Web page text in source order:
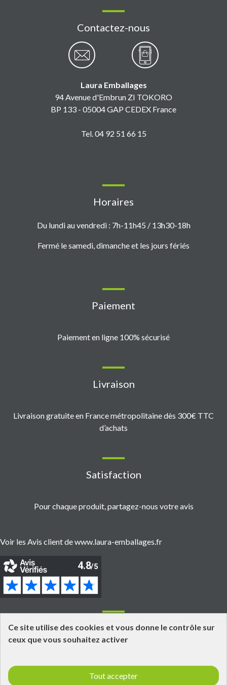
Contactez-nous
Laura Emballages
94 Avenue d'Embrun ZI TOKORO
BP 133 - 05004 GAP CEDEX France
Tel. 04 92 51 66 15
Horaires
Du lundi au vendredi : 7h-11h45 / 13h30-18h
Fermé le samedi, dimanche et les jours fériés
Paiement
Paiement en ligne 100% sécurisé
Livraison
Livraison gratuite en France métropolitaine dès 300€ TTC
d’achats
Satisfaction
Pour chaque produit, partagez-nous votre avis
Voir les Avis client de www.laura-emballages.fr
Informations
Click and Collect
Livraisons et retours
Ce site utilise des cookies et vous donne le contrôle sur
ceux que vous souhaitez activer
Tout accepter